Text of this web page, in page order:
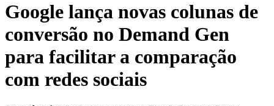
Google lança novas colunas de
conversão no Demand Gen
para facilitar a comparação
com redes sociais